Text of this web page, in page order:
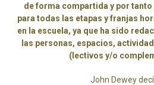
de forma compartida y por tanto
para todas las etapas y franjas
en la escuela, ya que ha sido
las personas, espacios,
(lectivos y/o
John Dewey